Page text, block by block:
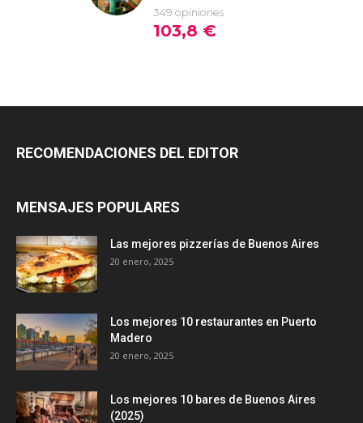
RECOMENDACIONES DEL EDITOR
MENSAJES POPULARES
Las mejores pizzerías de Buenos Aires
20 enero, 2025
Los mejores 10 restaurantes en Puerto
Madero
20 enero, 2025
Los mejores 10 bares de Buenos Aires
(2025)